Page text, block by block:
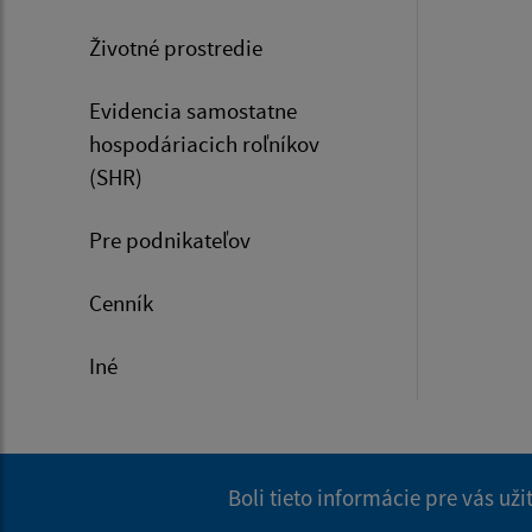
Životné prostredie
Evidencia samostatne
hospodáriacich roľníkov
(SHR)
Pre podnikateľov
Cenník
Iné
Boli tieto informácie pre vás